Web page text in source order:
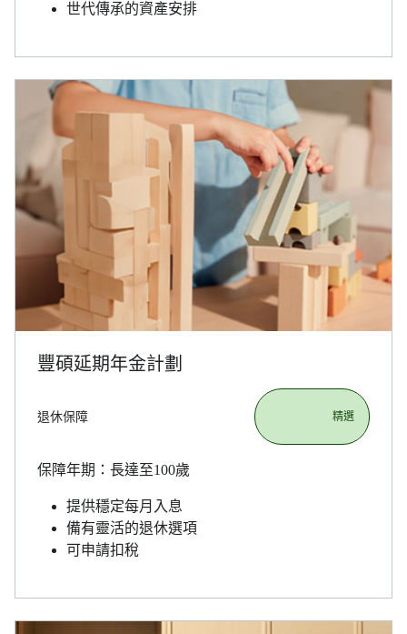
世代傳承的資產安排
豐碩延期年金計劃
退休保障
保障年期：長達至100歲
提供穩定每月入息
備有靈活的退休選項
可申請扣稅